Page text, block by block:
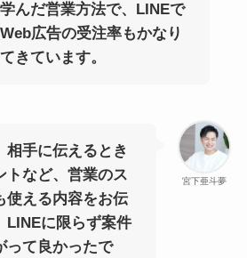
んだ営業方法で、LINEで
広告の受注率もかなり
きています。
宮下亜斗夢
相手に伝えるとき
トなど、営業のス
使える内容をお伝
LINEに限らず案件
って良かったで